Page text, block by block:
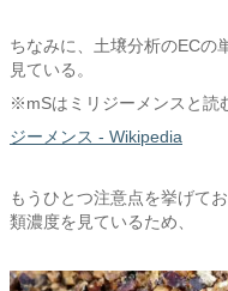
ちなみに、土壌分析のECの
見ている。
※mSはミリジーメンスと読
ジーメンス - Wikipedia
もうひとつ注意点を挙げて
類濃度を見ているため、